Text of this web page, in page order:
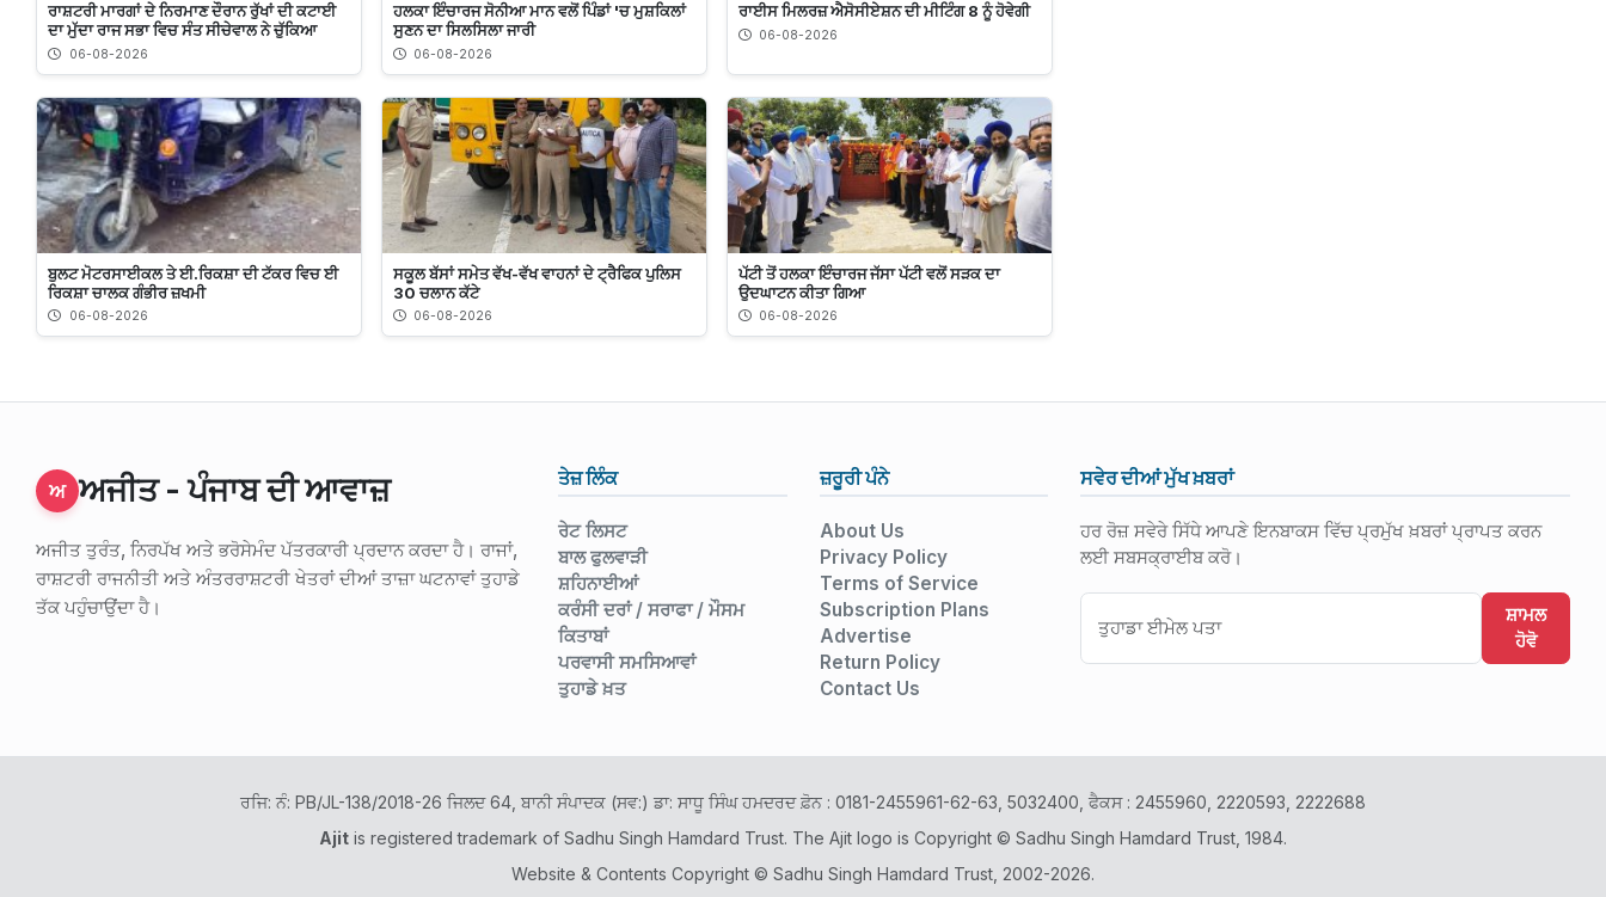
ਰਾਸ਼ਟਰੀ ਮਾਰਗਾਂ ਦੇ ਨਿਰਮਾਣ ਦੌਰਾਨ ਰੁੱਖਾਂ ਦੀ ਕਟਾਈ
ਦਾ ਮੁੱਦਾ ਰਾਜ ਸਭਾ ਵਿਚ ਸੰਤ ਸੀਚੇਵਾਲ ਨੇ ਚੁੱਕਿਆ
06-08-2026
ਹਲਕਾ ਇੰਚਾਰਜ ਸੋਨੀਆ ਮਾਨ ਵਲੋਂ ਪਿੰਡਾਂ 'ਚ ਮੁਸ਼ਕਿਲਾਂ
ਸੁਣਨ ਦਾ ਸਿਲਸਿਲਾ ਜਾਰੀ
06-08-2026
ਰਾਈਸ ਮਿਲਰਜ਼ ਐਸੋਸੀਏਸ਼ਨ ਦੀ ਮੀਟਿੰਗ 8 ਨੂੰ ਹੋਵੇਗੀ
06-08-2026
ਬੁਲਟ ਮੋਟਰਸਾਈਕਲ ਤੇ ਈ.ਰਿਕਸ਼ਾ ਦੀ ਟੱਕਰ ਵਿਚ ਈ
ਰਿਕਸ਼ਾ ਚਾਲਕ ਗੰਭੀਰ ਜ਼ਖਮੀ
06-08-2026
ਸਕੂਲ ਬੱਸਾਂ ਸਮੇਤ ਵੱਖ-ਵੱਖ ਵਾਹਨਾਂ ਦੇ ਟ੍ਰੈਫਿਕ ਪੁਲਿਸ
30 ਚਲਾਨ ਕੱਟੇ
06-08-2026
ਪੱਟੀ ਤੋਂ ਹਲਕਾ ਇੰਚਾਰਜ ਜੱਸਾ ਪੱਟੀ ਵਲੋਂ ਸੜਕ ਦਾ
ਉਦਘਾਟਨ ਕੀਤਾ ਗਿਆ
06-08-2026
ਅ ਅਜੀਤ - ਪੰਜਾਬ ਦੀ ਆਵਾਜ਼
ਅਜੀਤ ਤੁਰੰਤ, ਨਿਰਪੱਖ ਅਤੇ ਭਰੋਸੇਮੰਦ ਪੱਤਰਕਾਰੀ ਪ੍ਰਦਾਨ ਕਰਦਾ ਹੈ। ਰਾਜਾਂ,
ਰਾਸ਼ਟਰੀ ਰਾਜਨੀਤੀ ਅਤੇ ਅੰਤਰਰਾਸ਼ਟਰੀ ਖੇਤਰਾਂ ਦੀਆਂ ਤਾਜ਼ਾ ਘਟਨਾਵਾਂ ਤੁਹਾਡੇ
ਤੱਕ ਪਹੁੰਚਾਉਂਦਾ ਹੈ।
ਤੇਜ਼ ਲਿੰਕ
ਰੇਟ ਲਿਸਟ
ਬਾਲ ਫੁਲਵਾੜੀ
ਸ਼ਹਿਨਾਈਆਂ
ਕਰੰਸੀ ਦਰਾਂ / ਸਰਾਫਾ / ਮੌਸਮ
ਕਿਤਾਬਾਂ
ਪਰਵਾਸੀ ਸਮਸਿਆਵਾਂ
ਤੁਹਾਡੇ ਖ਼ਤ
ਜ਼ਰੂਰੀ ਪੰਨੇ
About Us
Privacy Policy
Terms of Service
Subscription Plans
Advertise
Return Policy
Contact Us
ਸਵੇਰ ਦੀਆਂ ਮੁੱਖ ਖ਼ਬਰਾਂ
ਹਰ ਰੋਜ਼ ਸਵੇਰੇ ਸਿੱਧੇ ਆਪਣੇ ਇਨਬਾਕਸ ਵਿੱਚ ਪ੍ਰਮੁੱਖ ਖ਼ਬਰਾਂ ਪ੍ਰਾਪਤ ਕਰਨ
ਲਈ ਸਬਸਕ੍ਰਾਈਬ ਕਰੋ।
ਸ਼ਾਮਲ
ਹੋਵੋ
ਰਜਿ: ਨੰ: PB/JL-138/2018-26 ਜਿਲਦ 64, ਬਾਨੀ ਸੰਪਾਦਕ (ਸਵ:) ਡਾ: ਸਾਧੂ ਸਿੰਘ ਹਮਦਰਦ ਫ਼ੋਨ : 0181-2455961-62-63, 5032400, ਫੈਕਸ : 2455960, 2220593, 2222688
Ajit is registered trademark of Sadhu Singh Hamdard Trust. The Ajit logo is Copyright © Sadhu Singh Hamdard Trust, 1984.
Website & Contents Copyright © Sadhu Singh Hamdard Trust, 2002-2026.